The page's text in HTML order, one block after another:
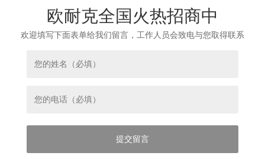
欧耐克全国火热招商中
欢迎填写下面表单给我们留言，工作人员会致电与您取得联系